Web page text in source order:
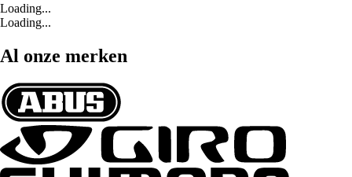
Loading...
Loading...
Al onze merken